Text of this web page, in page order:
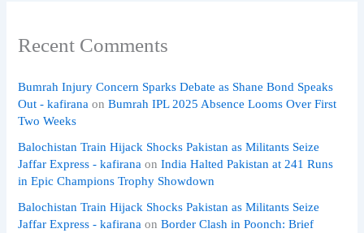
Recent Comments
Bumrah Injury Concern Sparks Debate as Shane Bond Speaks
Out - kafirana onBumrah IPL 2025 Absence Looms Over First
Two Weeks
Balochistan Train Hijack Shocks Pakistan as Militants Seize
Jaffar Express - kafirana onIndia Halted Pakistan at 241 Runs
in Epic Champions Trophy Showdown
Balochistan Train Hijack Shocks Pakistan as Militants Seize
Jaffar Express - kafirana onBorder Clash in Poonch: Brief